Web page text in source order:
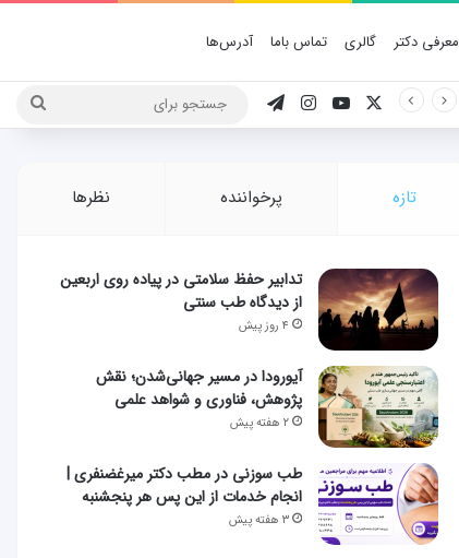
معرفی دکتر گالری تماس باما آدرس‌ها
یوتیوباینستاگرام
تلگرام
تازه پرخواننده نظرها
تدابیر حفظ سلامتی در پیاده روی اربعین
از دیدگاه طب سنتی
۴ روز پیش
آیورودا در مسیر جهانی‌شدن؛ نقش
پژوهش، فناوری و شواهد علمی
۲ هفته پیش
طب سوزنی در مطب دکتر میرغضنفری |
انجام خدمات از این پس هر پنجشنبه
۳ هفته پیش